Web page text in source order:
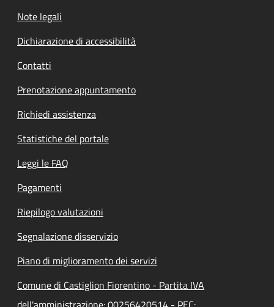
Note legali
Dichiarazione di accessibilità
Contatti
Prenotazione appuntamento
Richiedi assistenza
Statistiche del portale
Leggi le FAQ
Pagamenti
Riepilogo valutazioni
Segnalazione disservizio
Piano di miglioramento dei servizi
Comune di Castiglion Fiorentino - Partita IVA